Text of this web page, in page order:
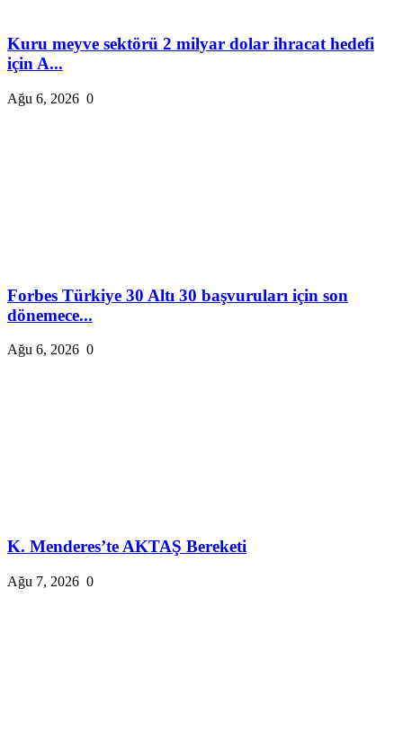
Kuru meyve sektörü 2 milyar dolar ihracat hedefi
için A...
Ağu 6, 2026 0
Forbes Türkiye 30 Altı 30 başvuruları için son
dönemece...
Ağu 6, 2026 0
K. Menderes’te AKTAŞ Bereketi
Ağu 7, 2026 0